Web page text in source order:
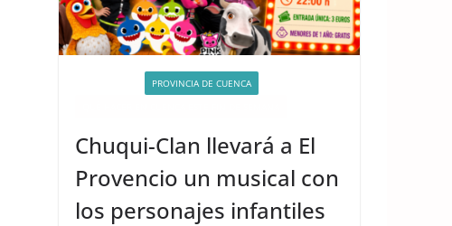
PROVINCIA DE CUENCA
Chuqui-Clan llevará a El
Provencio un musical con
los personajes infantiles